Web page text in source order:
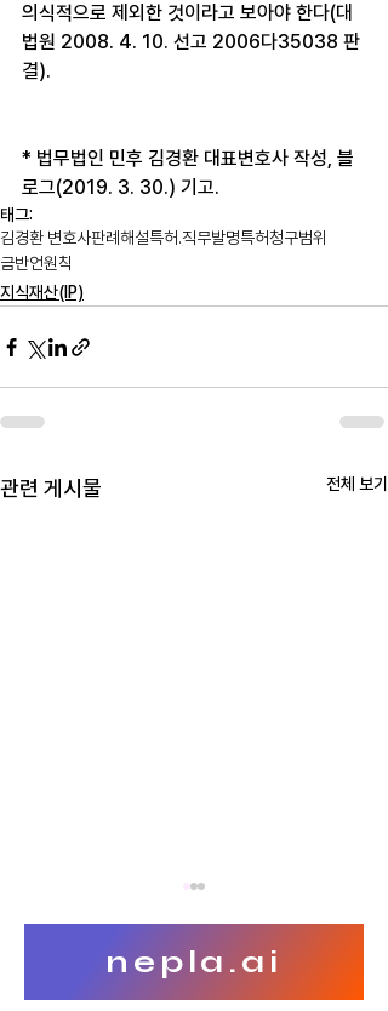
의식적으로 제외한 것이라고 보아야 한다(대
법원 2008. 4. 10. 선고 2006다35038 판
결).
* 법무법인 민후 김경환 대표변호사 작성, 블
로그(2019. 3. 30.) 기고.
태그:
김경환 변호사판례해설특허.직무발명특허청구범위
금반언원칙
지식재산(IP)
관련 게시물 전체 보기
nepla.ai